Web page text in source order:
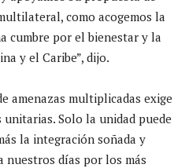
como acogemos la
cumbre por el bienestar y la
y el Caribe”, dijo.
amenazas multiplicadas exige
Solo la unidad puede
la integración soñada y
nuestros días por los más